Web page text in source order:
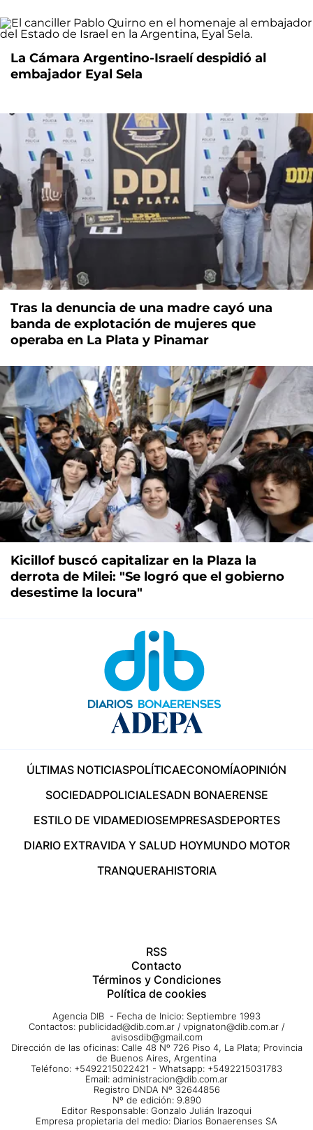
La Cámara Argentino-Israelí despidió al
embajador Eyal Sela
Tras la denuncia de una madre cayó una
banda de explotación de mujeres que
operaba en La Plata y Pinamar
Kicillof buscó capitalizar en la Plaza la
derrota de Milei: "Se logró que el gobierno
desestime la locura"
ÚLTIMAS NOTICIASPOLÍTICAECONOMÍAOPINIÓN
SOCIEDADPOLICIALESADN BONAERENSE
ESTILO DE VIDAMEDIOSEMPRESASDEPORTES
DIARIO EXTRAVIDA Y SALUD HOYMUNDO MOTOR
TRANQUERAHISTORIA
RSS
Contacto
Términos y Condiciones
Política de cookies
Agencia DIB - Fecha de Inicio: Septiembre 1993
Contactos: publicidad@dib.com.ar / vpignaton@dib.com.ar /
avisosdib@gmail.com
Dirección de las oficinas: Calle 48 Nº 726 Piso 4, La Plata; Provincia
de Buenos Aires, Argentina
Teléfono: +5492215022421 - Whatsapp: +5492215031783
Email: administracion@dib.com.ar
Registro DNDA Nº 32644856
Nº de edición: 9.890
Editor Responsable: Gonzalo Julián Irazoqui
Empresa propietaria del medio: Diarios Bonaerenses SA